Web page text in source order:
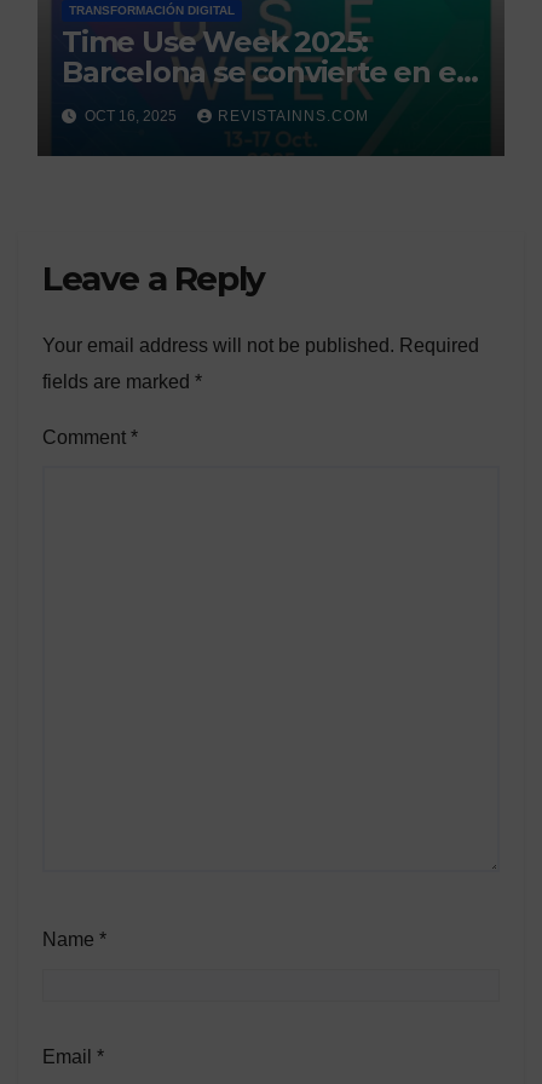
TRANSFORMACIÓN DIGITAL
Time Use Week 2025:
Barcelona se convierte en el
epicentro del debate sobre
el derecho al tiempo
OCT 16, 2025 REVISTAINNS.COM
Leave a Reply
Your email address will not be published. Required
fields are marked *
Comment *
Name *
Email *